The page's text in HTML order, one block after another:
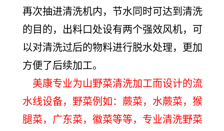
再次抽进清洗机内，节水同时可达到清洗
的目的，出料口处设有两个强效风机，可
以对清洗过后的物料进行脱水处理，更加
方便了后续加工。
美康专业为山野菜清洗加工而设计的流
水线设备，野菜例如：蕨菜，水蕨菜，猴
腿菜，广东菜，徽菜等等，专业清洗野菜